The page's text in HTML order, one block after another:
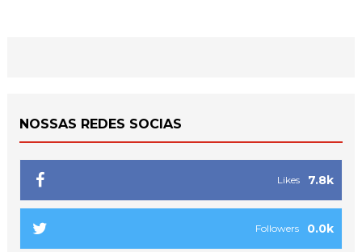
NOSSAS REDES SOCIAS
7.8k
Likes
0.0k
Followers